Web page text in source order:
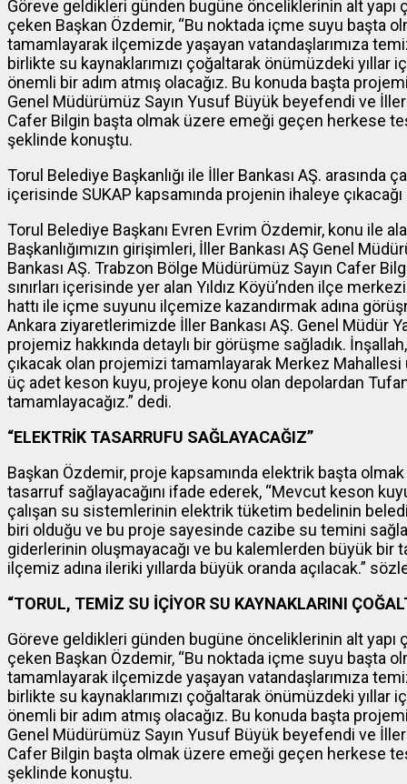
Göreve geldikleri günden bugüne önceliklerinin alt yapı
çeken Başkan Özdemir, “Bu noktada içme suyu başta
tamamlayarak ilçemizde yaşayan vatandaşlarımıza
birlikte su kaynaklarımızı çoğaltarak önümüzdeki
önemli bir adım atmış olacağız. Bu konuda başta
Genel Müdürümüz Sayın Yusuf Büyük beyefendi ve
Cafer Bilgin başta olmak üzere emeği geçen herkese
şeklinde konuştu.
Torul Belediye Başkanlığı ile İller Bankası AŞ. arasında
içerisinde SUKAP kapsamında projenin ihaleye
Torul Belediye Başkanı Evren Evrim Özdemir, konu ile
Başkanlığımızın girişimleri, İller Bankası AŞ Genel
Bankası AŞ. Trabzon Bölge Müdürümüz Sayın Cafer
sınırları içerisinde yer alan Yıldız Köyü’nden ilçe
hattı ile içme suyunu ilçemize kazandırmak adına
Ankara ziyaretlerimizde İller Bankası AŞ. Genel Müdür
projemiz hakkında detaylı bir görüşme sağladık.
çıkacak olan projemizi tamamlayarak Merkez Mahallesi
üç adet keson kuyu, projeye konu olan depolardan
tamamlayacağız.” dedi.
“ELEKTRİK TASARRUFU SAĞLAYACAĞIZ”
Başkan Özdemir, proje kapsamında elektrik başta
tasarruf sağlayacağını ifade ederek, “Mevcut keson
çalışan su sistemlerinin elektrik tüketim bedelinin
biri olduğu ve bu proje sayesinde cazibe su temini
giderlerinin oluşmayacağı ve bu kalemlerden büyük
ilçemiz adına ileriki yıllarda büyük oranda açılacak.”
“TORUL, TEMİZ SU İÇİYOR SU KAYNAKLARINI
Göreve geldikleri günden bugüne önceliklerinin alt yapı
çeken Başkan Özdemir, “Bu noktada içme suyu başta
tamamlayarak ilçemizde yaşayan vatandaşlarımıza
birlikte su kaynaklarımızı çoğaltarak önümüzdeki
önemli bir adım atmış olacağız. Bu konuda başta
Genel Müdürümüz Sayın Yusuf Büyük beyefendi ve
Cafer Bilgin başta olmak üzere emeği geçen herkese
şeklinde konuştu.